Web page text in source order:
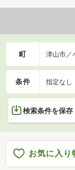
町 津山市／
条件 指定なし
検索条件を保存
お気に入り